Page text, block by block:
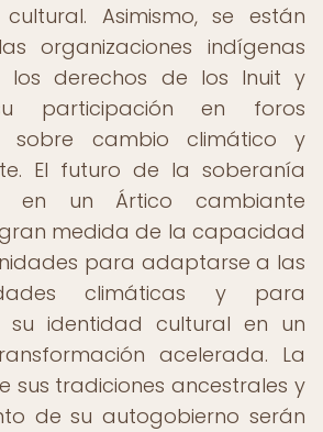
Asimismo, se están
organizaciones indígenas
los derechos de los Inuit y
participación en foros
sobre cambio climático y
El futuro de la soberanía
en un Ártico cambiante
medida de la capacidad
para adaptarse a las
climáticas y para
su identidad cultural en un
acelerada. La
sus tradiciones ancestrales y
de su autogobierno serán